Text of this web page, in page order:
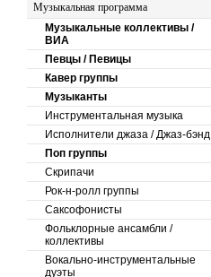
Музыкальная программа
Музыкальные коллективы /
ВИА
Певцы / Певицы
Кавер группы
Музыканты
Инструментальная музыка
Исполнители джаза / Джаз-бэнд
Поп группы
Скрипачи
Рок-н-ролл группы
Саксофонисты
Фольклорные ансамбли /
коллективы
Вокально-инструментальные
дуэты